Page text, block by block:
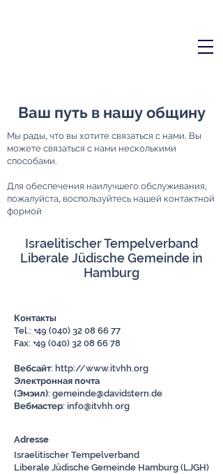
Ваш путь в нашу общину
Мы рады, что вы хотите связаться с нами. Вы
можете связаться с нами несколькими
способами.
Для обеспечения наилучшего обслуживания,
пожалуйста, воспользуйтесь нашей контактной
формой
Israelitischer Tempelverband
Liberale Jüdische Gemeinde in
Hamburg
Контакты
Tel.: +49 (040) 32 08 66 77
Fax: +49 (040) 32 08 66 78
Вебсайт: http://www.itvhh.org
Электронная почта
(Эмэил): gemeinde@davidstern.de
Вебмастер: info@itvhh.org
Adresse
Israelitischer Tempelverband
Liberale Jüdische Gemeinde Hamburg (LJGH)